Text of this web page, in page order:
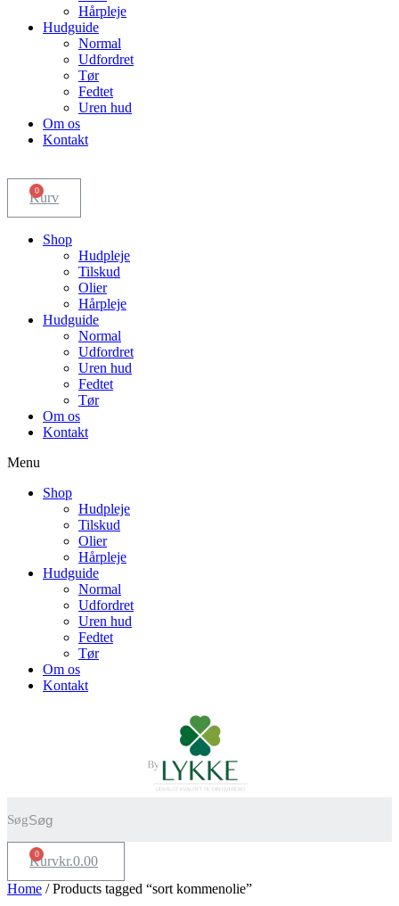
Hårpleje
Hudguide
Normal
Udfordret
Tør
Fedtet
Uren hud
Om os
Kontakt
0
Kurv
Shop
Hudpleje
Tilskud
Olier
Hårpleje
Hudguide
Normal
Udfordret
Uren hud
Fedtet
Tør
Om os
Kontakt
Menu
Shop
Hudpleje
Tilskud
Olier
Hårpleje
Hudguide
Normal
Udfordret
Uren hud
Fedtet
Tør
Om os
Kontakt
Søg
kr.0.00
0
Kurv
Home / Products tagged “sort kommenolie”